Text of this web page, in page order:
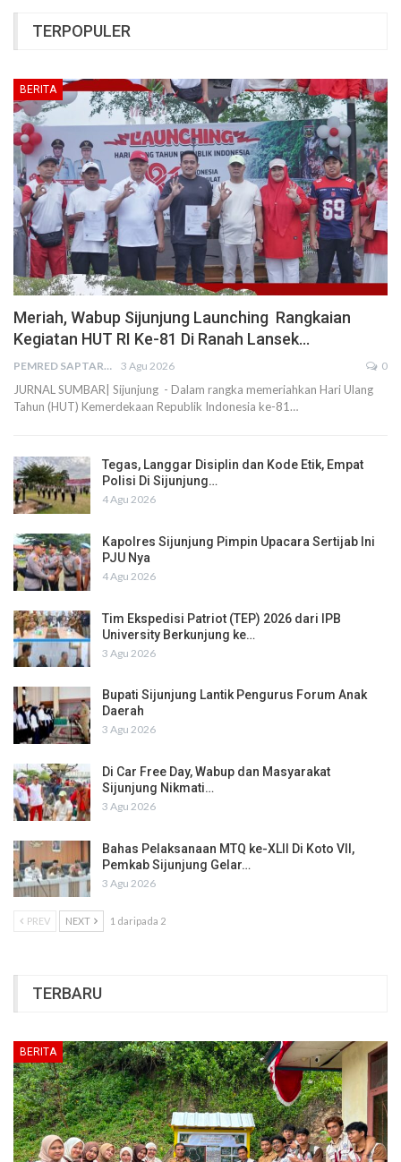
TERPOPULER
BERITA
Meriah, Wabup Sijunjung Launching Rangkaian
Kegiatan HUT RI Ke-81 Di Ranah Lansek…
PEMRED SAPTARIUS 3 Agu 2026 0
JURNAL SUMBAR| Sijunjung - Dalam rangka memeriahkan Hari Ulang
Tahun (HUT) Kemerdekaan Republik Indonesia ke-81…
Tegas, Langgar Disiplin dan Kode Etik, Empat
Polisi Di Sijunjung…
4 Agu 2026
Kapolres Sijunjung Pimpin Upacara Sertijab Ini
PJU Nya
4 Agu 2026
Tim Ekspedisi Patriot (TEP) 2026 dari IPB
University Berkunjung ke…
3 Agu 2026
Bupati Sijunjung Lantik Pengurus Forum Anak
Daerah
3 Agu 2026
Di Car Free Day, Wabup dan Masyarakat
Sijunjung Nikmati…
3 Agu 2026
Bahas Pelaksanaan MTQ ke-XLII Di Koto VII,
Pemkab Sijunjung Gelar…
3 Agu 2026
PREV NEXT 1 daripada 2
TERBARU
BERITA